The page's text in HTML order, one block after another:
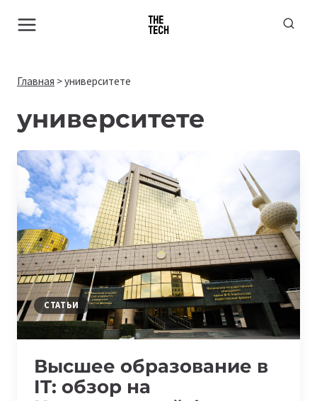
Главная >университете
университете
СТАТЬИ
Высшее образование в
IT: обзор на